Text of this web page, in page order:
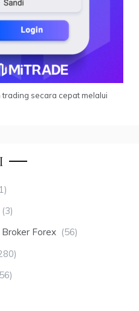
trading secara cepat melalui
(3)
Forex (56)